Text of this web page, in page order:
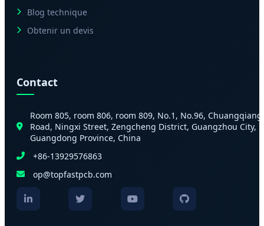
Blog technique
Obtenir un devis
Contact
Room 805, room 806, room 809, No.1, No.96, Chuangqiang
Road, Ningxi Street, Zengcheng District, Guangzhou City,
Guangdong Province, China
+86-13929576863
op@topfastpcb.com